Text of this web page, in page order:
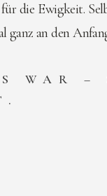
die Ewigkeit.
an den
WAR –